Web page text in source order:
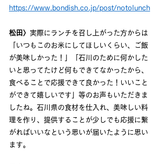
https://www.bondish.co.jp/post/notolunch
松田〉 実際にランチを召し上がった方からは
「いつもこのお米にしてほしいくらい、ご飯
が美味しかった！」「石川のために何かした
いと思ってたけど何もできてなかったから、
食べることで応援できて良かった！いいこと
ができて嬉しいです」等のお声もいただきま
したね。石川県の食材を仕入れ、美味しい料
理を作り、提供することが少しでも応援に繋
がればいいなという思いが届いたように思い
ます。